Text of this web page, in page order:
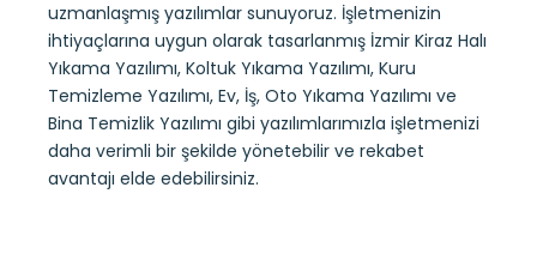
uzmanlaşmış yazılımlar sunuyoruz. İşletmenizin
ihtiyaçlarına uygun olarak tasarlanmış İzmir Kiraz Halı
Yıkama Yazılımı, Koltuk Yıkama Yazılımı, Kuru
Temizleme Yazılımı, Ev, İş, Oto Yıkama Yazılımı ve
Bina Temizlik Yazılımı gibi yazılımlarımızla işletmenizi
daha verimli bir şekilde yönetebilir ve rekabet
avantajı elde edebilirsiniz.